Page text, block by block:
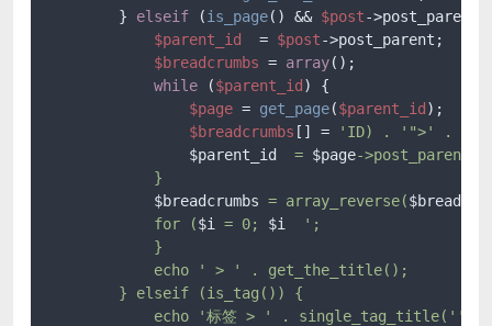
        }
elseif (is_page() && $post-
$parent_id
  =
$post->post_parent;
$breadcrumbs = array();
while ($parent_id ) {
$page = get_page($parent_id );
$breadcrumbs [] = 'ID) . ' ">' .
$parent_id
  =
$page->post_parent;
            }
$breadcrumbs = array_reverse(
            for (
$i = 0; $i
  ';
            }
            echo ' > ' . get_the_title();
        } elseif (is_tag()) {
echo '标签 > ' . single_tag_title('',